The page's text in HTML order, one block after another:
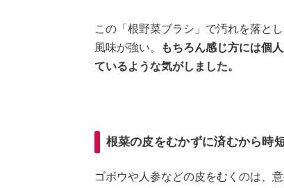
この「根野菜ブラシ」で汚れを落と
風味が強い。
もちろん感じ方には個
ているような気がしました。
根菜の皮をむかずに済むから時
ゴボウや人参などの皮をむくのは、